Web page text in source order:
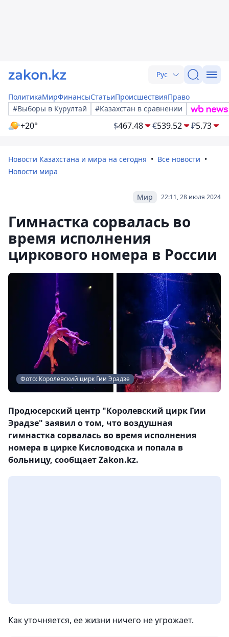
Рус
ПолитикаМирФинансыСтатьиПроисшествияПраво
#Выборы в Курултай
#Казахстан в сравнении
+20° $467.48 €539.52 ₽5.73
Новости Казахстана и мира на сегодня
Все новости
Новости мира
22:11, 28 июля 2024
Мир
Гимнастка сорвалась во
время исполнения
циркового номера в России
Фото: Королевский цирк Гии Эрадзе
Продюсерский центр "Королевский цирк Гии
Эрадзе" заявил о том, что воздушная
гимнастка сорвалась во время исполнения
номера в цирке Кисловодска и попала в
больницу, сообщает Zakon.kz.
Как уточняется, ее жизни ничего не угрожает.